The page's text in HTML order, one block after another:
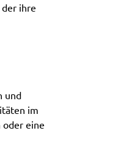
ihre
und
im
oder eine